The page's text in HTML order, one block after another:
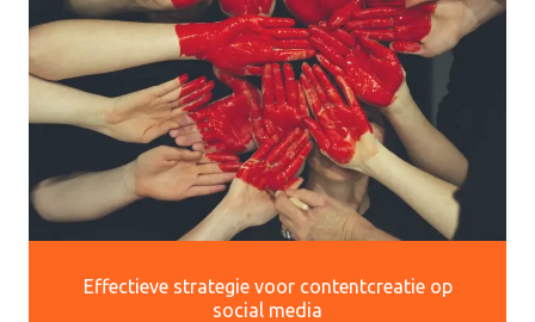
Effectieve strategie voor contentcreatie op
social media